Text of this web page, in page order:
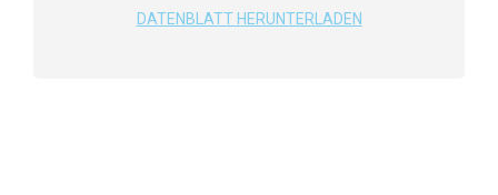
DATENBLATT HERUNTERLADEN